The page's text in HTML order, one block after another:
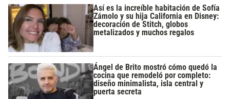
Así es la increíble habitación de Sofía
Zámolo y su hija California en Disney:
decoración de Stitch, globos
metalizados y muchos regalos
Ángel de Brito mostró cómo quedó la
cocina que remodeló por completo:
diseño minimalista, isla central y
puerta secreta